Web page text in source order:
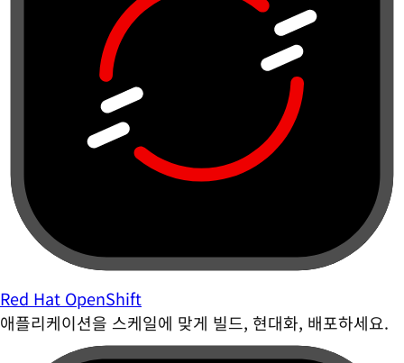
Red Hat OpenShift
애플리케이션을 스케일에 맞게 빌드, 현대화, 배포하세요.